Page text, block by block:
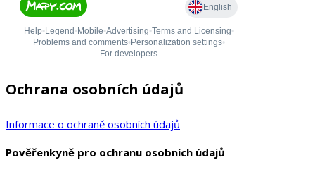
Ochrana osobních údajů
Informace o ochraně osobních údajů
Pověřenkyně pro ochranu osobních údajů